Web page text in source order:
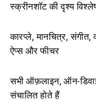
स्क्रीनशॉट की दृश्य
कारप्ले, मानचित्र,
ऐप्स और फीचर
सभी ऑफ़लाइन, ऑन-
संचालित होते हैं